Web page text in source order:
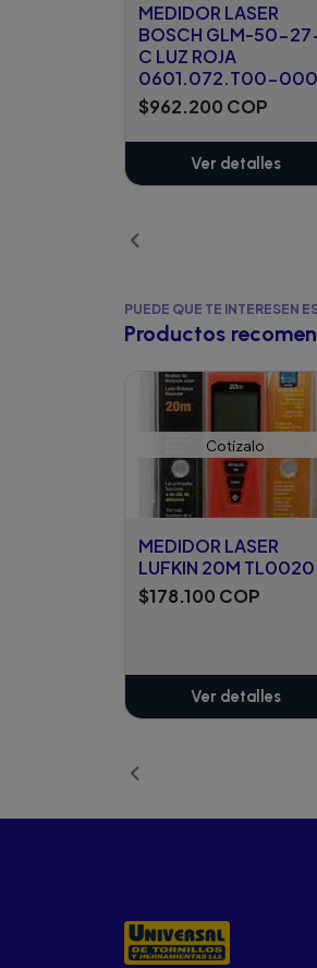
MEDIDOR LASER
BOSCH GLM-50-
C LUZ ROJA
0601.072.T00-000
$962.200 COP
Ver detalles
PUEDE QUE TE INTERESEN
Productos
Cotízalo
MEDIDOR LASER
LUFKIN 20M TL0020
$178.100 COP
Ver detalles